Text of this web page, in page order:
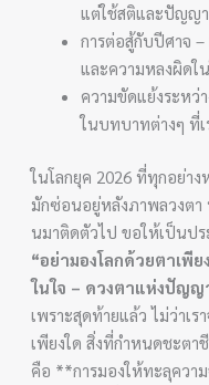
แต่ใช้สติและปัญญา
การต่อสู้กับปีศาจ
และความหลงผิดใ
ความขัดแย้งระหว่
ในบทบาทต่างๆ ที่
ในโลกยุค 2026 ที่ทุกอย่า
มักซ่อนอยู่หลังภาพลวงตา
นมาติดตัวไป ขอให้เป็นปร
“อย่ามองโลกด้วยตาเพี
ในใจ – ดวงตาแห่งปัญ
เพราะสุดท้ายแล้ว ไม่ว่าเ
เพียงใด สิ่งที่กำหนดชะตา
คือ **การมองให้ทะลุควา